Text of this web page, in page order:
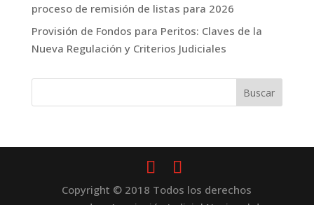
proceso de remisión de listas para 2026
Provisión de Fondos para Peritos: Claves de la
Nueva Regulación y Criterios Judiciales
Copyright © 2018 Todos los derechos